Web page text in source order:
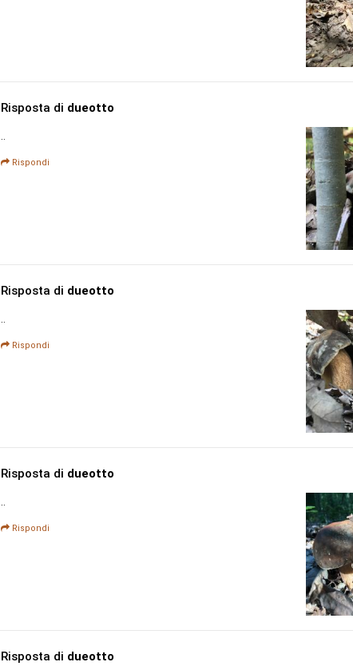
Risposta di dueotto
..
Rispondi
Risposta di dueotto
..
Rispondi
Risposta di dueotto
..
Rispondi
Risposta di dueotto